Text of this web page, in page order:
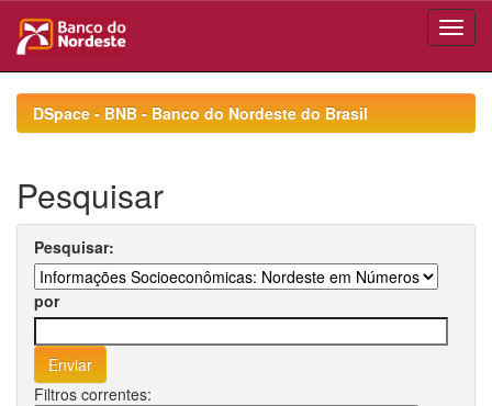
navigationDSpace - BNB - Banco do Nordeste do Brasil
Pesquisar
Pesquisar:
por
Filtros correntes: